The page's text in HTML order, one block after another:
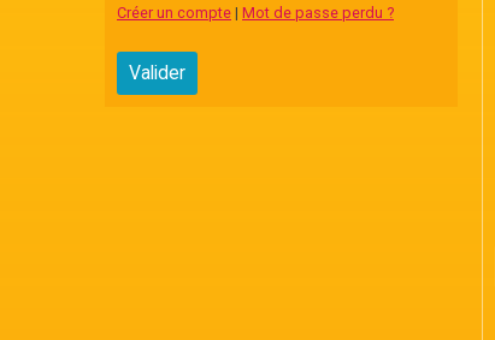
Créer un compte | Mot de passe perdu ?
Valider